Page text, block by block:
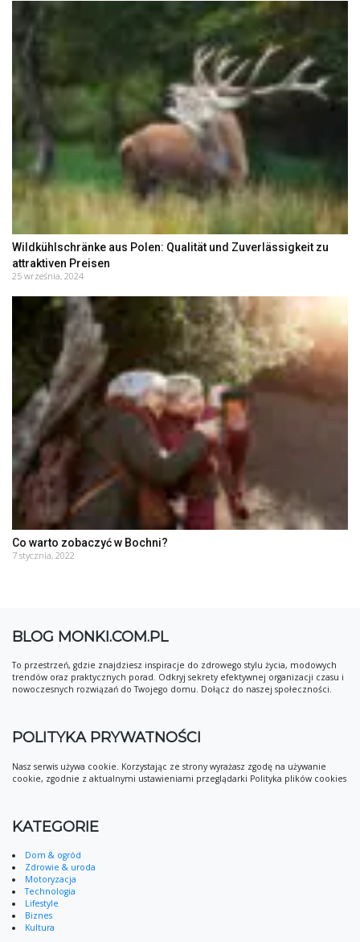
Wildkühlschränke aus Polen: Qualität und Zuverlässigkeit zu
attraktiven Preisen
25 września, 2024
Co warto zobaczyć w Bochni?
7 stycznia, 2022
BLOG MONKI.COM.PL
To przestrzeń, gdzie znajdziesz inspiracje do zdrowego stylu życia, modowych
trendów oraz praktycznych porad. Odkryj sekrety efektywnej organizacji czasu i
nowoczesnych rozwiązań do Twojego domu. Dołącz do naszej społeczności.
POLITYKA PRYWATNOŚCI
Nasz serwis używa cookie. Korzystając ze strony wyrażasz zgodę na używanie
cookie, zgodnie z aktualnymi ustawieniami przeglądarki Polityka plików cookies
KATEGORIE
Dom & ogród
Zdrowie & uroda
Motoryzacja
Technologia
Lifestyle
Biznes
Kultura